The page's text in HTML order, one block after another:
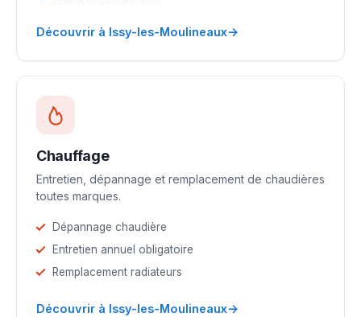
Découvrir à Issy-les-Moulineaux→
Chauffage
Entretien, dépannage et remplacement de chaudières
toutes marques.
Dépannage chaudière
Entretien annuel obligatoire
Remplacement radiateurs
Découvrir à Issy-les-Moulineaux→